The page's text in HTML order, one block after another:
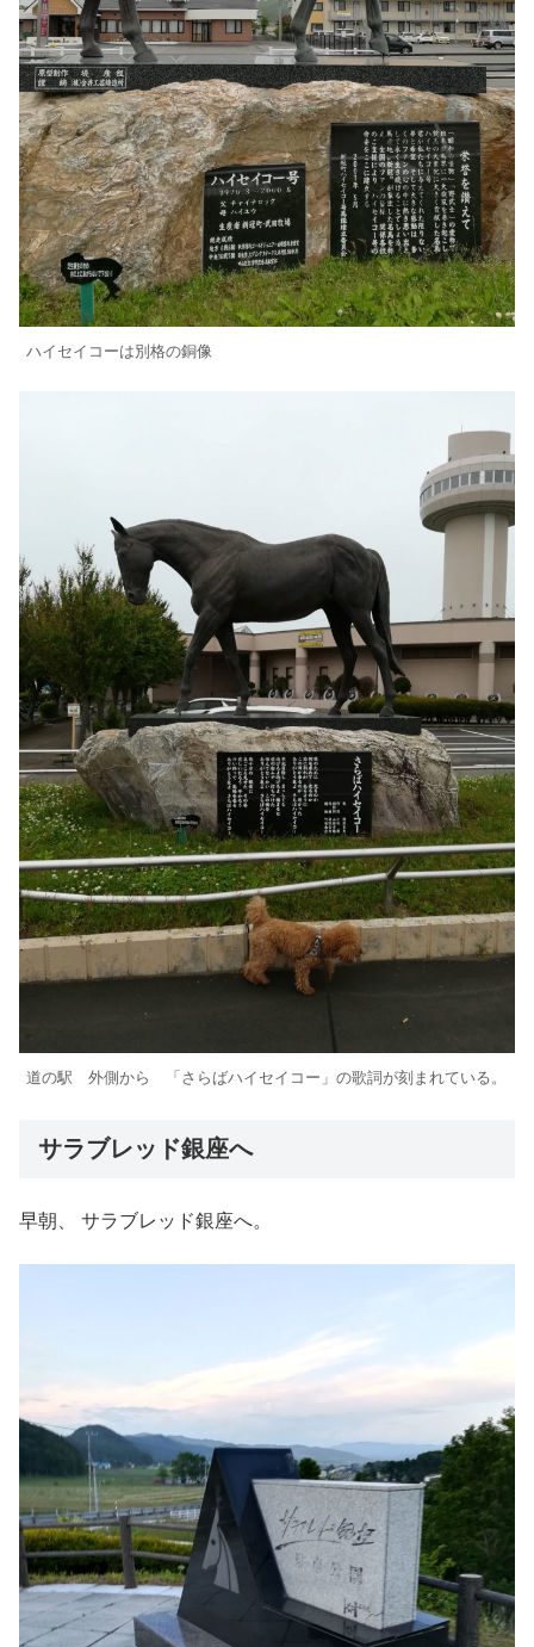
ハイセイコーは別格の銅像
道の駅 外側から 「さらばハイセイコー」の歌詞が刻まれている。
サラブレッド銀座へ
早朝、 サラブレッド銀座へ。